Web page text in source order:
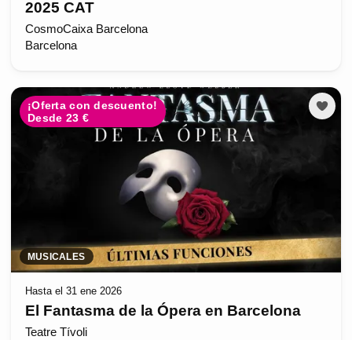
2025 CAT
CosmoCaixa Barcelona
Barcelona
¡Oferta con descuento!
Desde 23 €
MUSICALES
Hasta el 31 ene 2026
El Fantasma de la Ópera en Barcelona
Teatre Tívoli